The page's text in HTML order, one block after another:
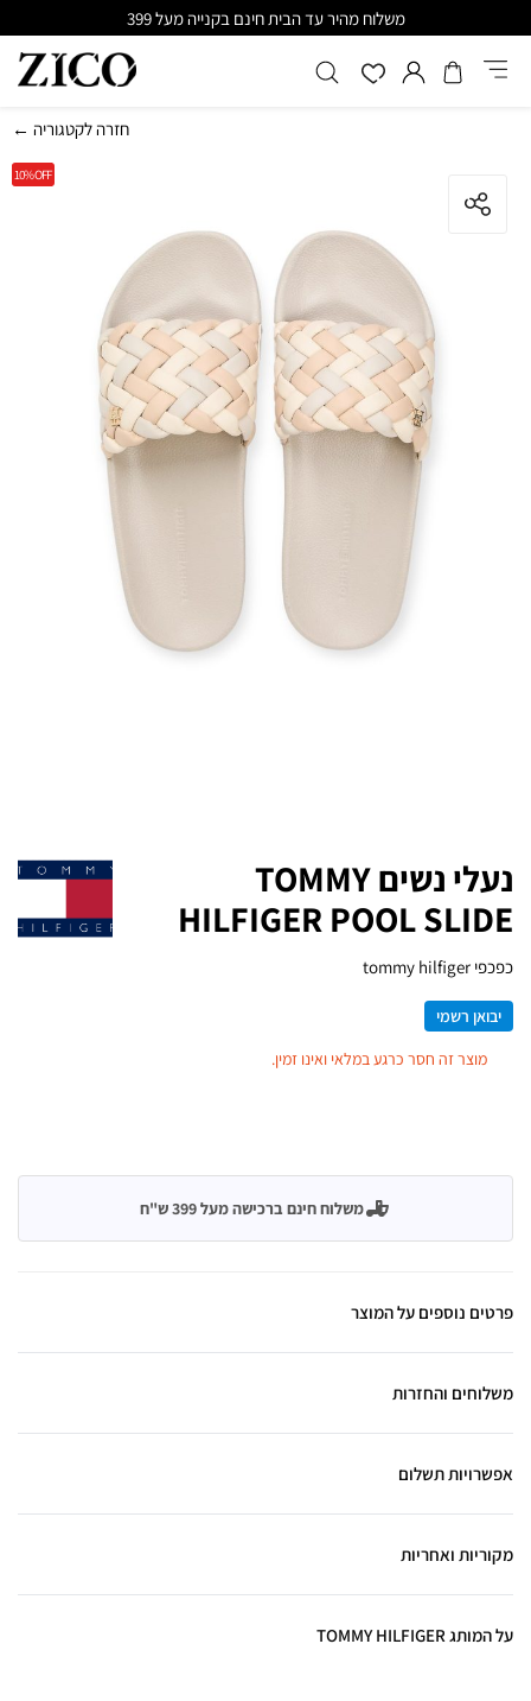
משלוח מהיר עד הבית חינם בקנייה מעל 399
← חזרה לקטגוריה
10%OFF
נעלי נשים TOMMY
HILFIGER POOL SLIDE
כפכפי tommy hilfiger
יבואן רשמי
מוצר זה חסר כרגע במלאי ואינו זמין.
משלוח חינם ברכישה מעל 399 ש"ח
פרטים נוספים על המוצר
משלוחים והחזרות
אפשרויות תשלום
מקוריות ואחריות
על המותג TOMMY HILFIGER